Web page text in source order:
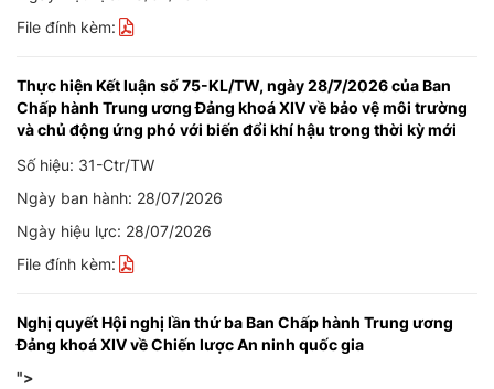
File đính kèm:
Thực hiện Kết luận số 75-KL/TW, ngày 28/7/2026 của Ban
Chấp hành Trung ương Đảng khoá XIV về bảo vệ môi trường
và chủ động ứng phó với biến đổi khí hậu trong thời kỳ mới
Số hiệu: 31-Ctr/TW
Ngày ban hành: 28/07/2026
Ngày hiệu lực: 28/07/2026
File đính kèm:
Nghị quyết Hội nghị lần thứ ba Ban Chấp hành Trung ương
Đảng khoá XIV về Chiến lược An ninh quốc gia
">